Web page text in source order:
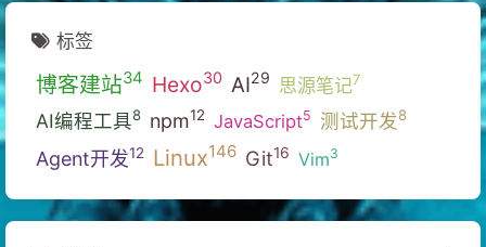
标签
博客建站34 Hexo30 AI29 思源笔记7
AI编程工具8 npm12 JavaScript5 测试开发8
Agent开发12 Linux146 Git16 Vim3